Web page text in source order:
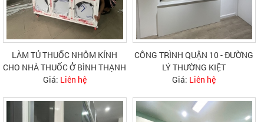
LÀM TỦ THUỐC NHÔM KÍNH
CHO NHÀ THUỐC Ở BÌNH THẠNH
Giá: Liên hệ
CÔNG TRÌNH QUẬN 10 - ĐƯỜNG
LÝ THƯỜNG KIỆT
Giá: Liên hệ